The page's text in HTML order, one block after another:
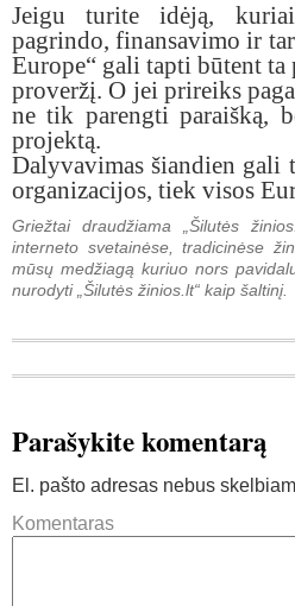
Jeigu turite idėją,
pagrindo, finansavimo ir
Europe“ gali tapti būtent
proveržį. O jei prireiks
ne tik parengti paraišką,
projektą.
Dalyvavimas šiandien
organizacijos, tiek visos
Griežtai draudžiama „Šilutės
interneto svetainėse, tradicinėse
mūsų medžiagą kuriuo nors
nurodyti „Šilutės žinios.lt“ kaip šaltinį.
Parašykite komentarą
El. pašto adresas nebus
Komentaras